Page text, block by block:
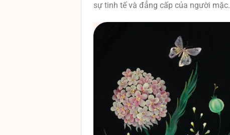
sự tinh tế và đẳng cấp của người mặc.